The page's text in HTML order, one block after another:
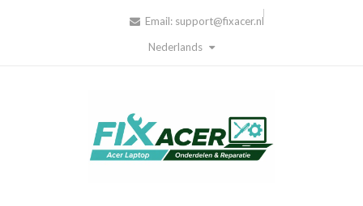
Email: support@fixacer.nl
Nederlands